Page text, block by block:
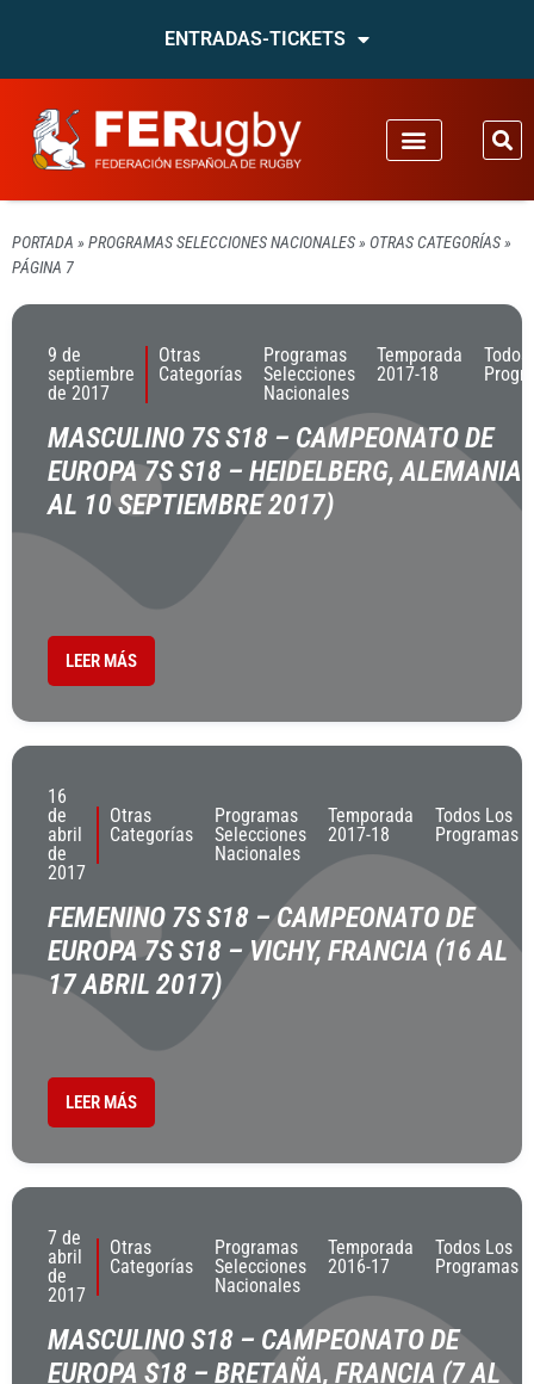
ENTRADAS-TICKETS
PORTADA » PROGRAMAS SELECCIONES NACIONALES» OTRAS CATEGORÍAS»
PÁGINA 7
9 de
septiembre
de 2017
Otras
Categorías
Programas
Selecciones
Nacionales
Temporada
2017-18
MASCULINO 7S S18 – CAMPEONATO DE
EUROPA 7S S18 – HEIDELBERG, ALEMANIA
AL 10 SEPTIEMBRE 2017)
LEER MÁS
16
de
abril
de
2017
Otras
Categorías
Programas
Selecciones
Nacionales
Temporada
2017-18
Todos Los
Programas
FEMENINO 7S S18 – CAMPEONATO DE
EUROPA 7S S18 – VICHY, FRANCIA (16 AL
17 ABRIL 2017)
LEER MÁS
7 de
abril
de
2017
Otras
Categorías
Programas
Selecciones
Nacionales
Temporada
2016-17
Todos Los
Programas
MASCULINO S18 – CAMPEONATO DE
EUROPA S18 – BRETAÑA, FRANCIA (7 AL